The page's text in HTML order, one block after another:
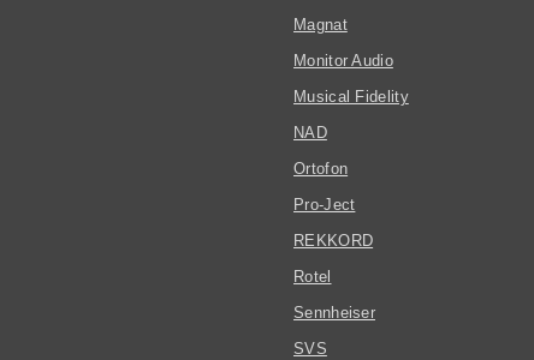
Magnat
Monitor Audio
Musical Fidelity
NAD
Ortofon
Pro-Ject
REKKORD
Rotel
Sennheiser
SVS